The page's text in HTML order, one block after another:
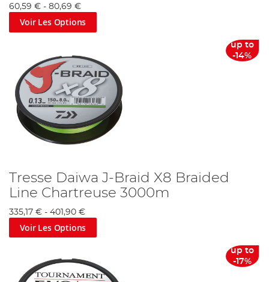
60,59 € - 80,69 €
Voir Les Options
up to
-14%
Tresse Daiwa J-Braid X8 Braided
Line Chartreuse 3000m
335,17 € - 401,90 €
Voir Les Options
up to
-17%